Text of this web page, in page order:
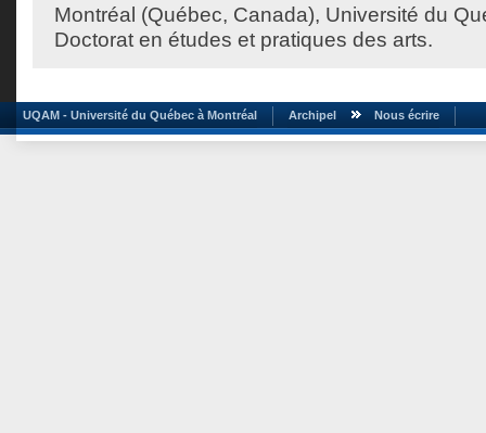
Montréal (Québec, Canada), Université du
Doctorat en études et pratiques des arts.
UQAM - Université du Québec à Montréal Archipel Nous écrire